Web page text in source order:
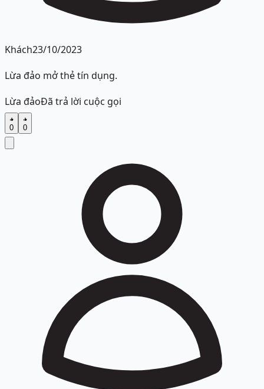
Khách23/10/2023
Lừa đảo mở thẻ tín dụng.
Lừa đảoĐã trả lời cuộc gọi
0 0